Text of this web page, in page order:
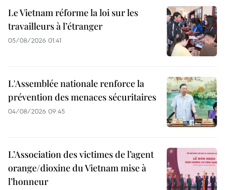
Le Vietnam réforme la loi sur les
travailleurs à l’étranger
05/08/2026 01:41
L'Assemblée nationale renforce la
prévention des menaces sécuritaires
04/08/2026 09:45
L’Association des victimes de l’agent
orange/dioxine du Vietnam mise à
l’honneur